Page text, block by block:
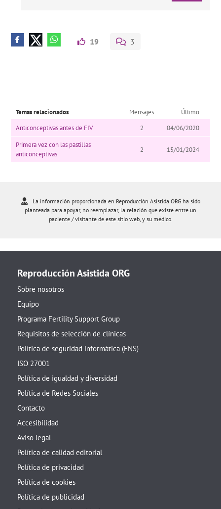
19 3
Temas relacionados Mensajes
Último
Anticonceptivas antes de FIV
2
04/06/2020
Primera vez con las pastillas
anticonceptivas
2 15/01/2024
La información proporcionada en Reproducción Asistida ORG ha sido
planteada para apoyar, no reemplazar, la relación que existe entre un
paciente / visitante de este sitio web, y su médico.
Reproducción Asistida ORG
Sobre nosotros
Equipo
Programa Fertility Support Group
Requisitos de selección de clínicas
Política de seguridad informática (ENS)
ISO 27001
Política de igualdad y diversidad
Política de Redes Sociales
Contacto
Accesibilidad
Aviso legal
Política de calidad editorial
Política de privacidad
Política de cookies
Política de publicidad